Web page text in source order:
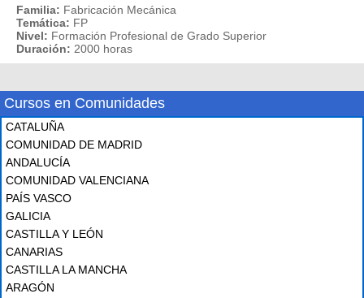
Familia: Fabricación Mecánica
Temática: FP
Nivel: Formación Profesional de Grado Superior
Duración: 2000 horas
Cursos en Comunidades
CATALUÑA
COMUNIDAD DE MADRID
ANDALUCÍA
COMUNIDAD VALENCIANA
PAÍS VASCO
GALICIA
CASTILLA Y LEÓN
CANARIAS
CASTILLA LA MANCHA
ARAGÓN